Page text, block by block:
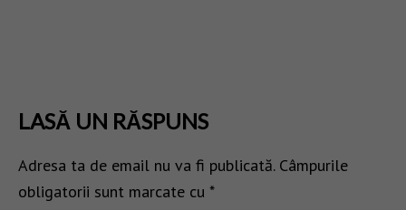
LASĂ UN RĂSPUNS
Adresa ta de email nu va fi publicată. Câmpurile
obligatorii sunt marcate cu *